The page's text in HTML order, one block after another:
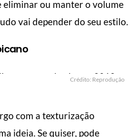
eliminar ou manter o volume
vai depender do seu estilo.
Crédito: Reprodução
com a texturização
ideia. Se quiser, pode